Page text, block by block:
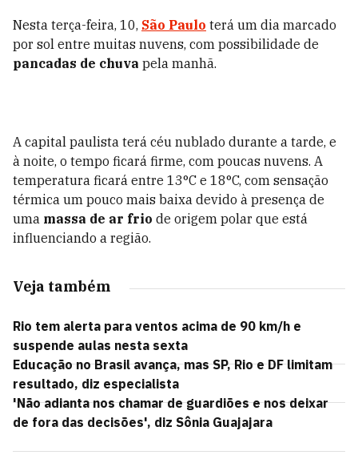
Nesta terça-feira, 10, São Paulo terá um dia marcado
por sol entre muitas nuvens, com possibilidade de
pancadas de chuva pela manhã.
A capital paulista terá céu nublado durante a tarde, e
à noite, o tempo ficará firme, com poucas nuvens. A
temperatura ficará entre 13°C e 18°C, com sensação
térmica um pouco mais baixa devido à presença de
uma massa de ar frio de origem polar que está
influenciando a região.
Veja também
Rio tem alerta para ventos acima de 90 km/h e
suspende aulas nesta sexta
Educação no Brasil avança, mas SP, Rio e DF limitam
resultado, diz especialista
'Não adianta nos chamar de guardiões e nos deixar
de fora das decisões', diz Sônia Guajajara